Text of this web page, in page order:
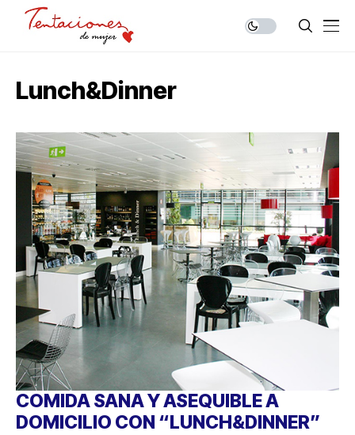
Lunch&Dinner
COMIDA SANA Y ASEQUIBLE A
DOMICILIO CON “LUNCH&DINNER”